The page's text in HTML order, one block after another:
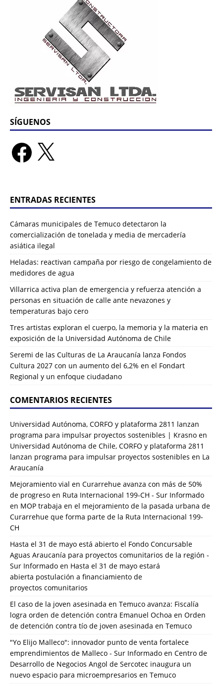
SÍGUENOS
ENTRADAS RECIENTES
Cámaras municipales de Temuco detectaron la
comercialización de tonelada y media de mercadería
asiática ilegal
Heladas: reactivan campaña por riesgo de congelamiento de
medidores de agua
Villarrica activa plan de emergencia y refuerza atención a
personas en situación de calle ante nevazones y
temperaturas bajo cero
Tres artistas exploran el cuerpo, la memoria y la materia en
exposición de la Universidad Autónoma de Chile
Seremi de las Culturas de La Araucanía lanza Fondos
Cultura 2027 con un aumento del 6,2% en el Fondart
Regional y un enfoque ciudadano
COMENTARIOS RECIENTES
Universidad Autónoma, CORFO y plataforma 2811 lanzan
programa para impulsar proyectos sostenibles | Krasno en
Universidad Autónoma de Chile, CORFO y plataforma 2811
lanzan programa para impulsar proyectos sostenibles en La
Araucanía
Mejoramiento vial en Curarrehue avanza con más de 50%
de progreso en Ruta Internacional 199-CH - Sur Informado
en MOP trabaja en el mejoramiento de la pasada urbana de
Curarrehue que forma parte de la Ruta Internacional 199-
CH
Hasta el 31 de mayo está abierto el Fondo Concursable
Aguas Araucanía para proyectos comunitarios de la región -
Sur Informado en Hasta el 31 de mayo estará
abierta postulación a financiamiento de
proyectos comunitarios
El caso de la joven asesinada en Temuco avanza: Fiscalía
logra orden de detención contra Emanuel Ochoa en Orden
de detención contra tío de joven asesinada en Temuco
"Yo Elijo Malleco": innovador punto de venta fortalece
emprendimientos de Malleco - Sur Informado en Centro de
Desarrollo de Negocios Angol de Sercotec inaugura un
nuevo espacio para microempresarios en Temuco